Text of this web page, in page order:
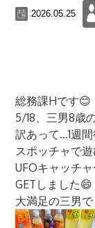
2026.05.25